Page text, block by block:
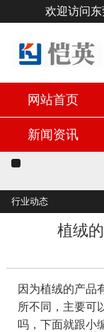
欢迎访问东
网站首页
新闻资讯
行业动态
植绒
因为植绒的产品
所不同，主要可
吗，下面就跟小